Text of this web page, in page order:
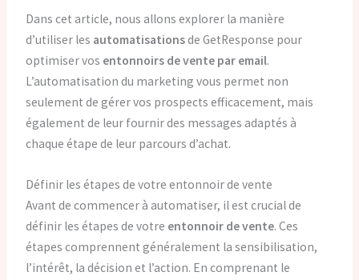
Dans cet article, nous allons explorer la manière
d’utiliser les automatisationsde GetResponse pour
optimiser vos entonnoirs de vente par email.
L’automatisation du marketing vous permet non
seulement de gérer vos prospects efficacement, mais
également de leur fournir des messages adaptés à
chaque étape de leur parcours d’achat.
Définir les étapes de votre entonnoir de vente
Avant de commencer à automatiser, il est crucial de
définir les étapes de votre entonnoir de vente. Ces
étapes comprennent généralement la sensibilisation,
l’intérêt, la décision et l’action. En comprenant le